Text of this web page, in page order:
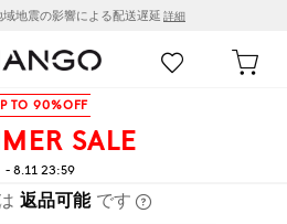
域地震の影響による配送遅延 詳細
TO 90%OFF
SALE
- 8.11 23:59
返品可能 です